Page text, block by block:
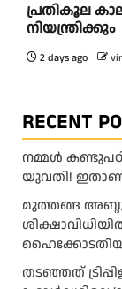
പ്രതികൂല
നിയന്ത്രിക്കും
2 days ago
RECENT
നമ്മൾ
യുവതി!
മുത്തങ്ങ
തടഞ്ഞത്